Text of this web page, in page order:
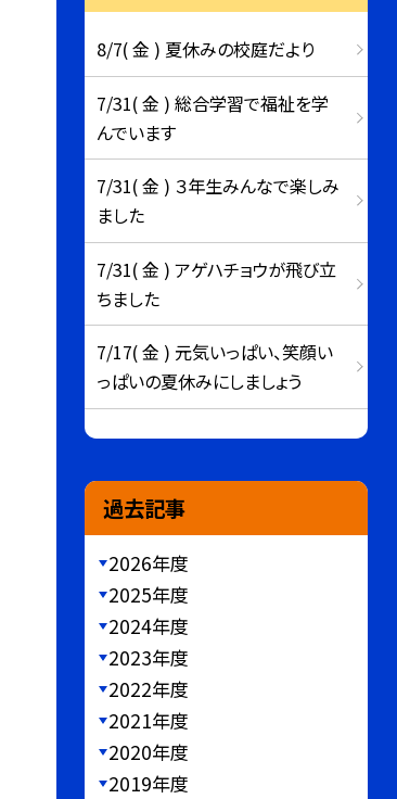
8/7( 金 ) 夏休みの校庭だより
7/31( 金 ) 総合学習で福祉を学
んでいます
7/31( 金 ) ３年生みんなで楽しみ
ました
7/31( 金 ) アゲハチョウが飛び立
ちました
7/17( 金 ) 元気いっぱい、笑顔い
っぱいの夏休みにしましょう
過去記事
2026年度
2025年度
2024年度
2023年度
2022年度
2021年度
2020年度
2019年度